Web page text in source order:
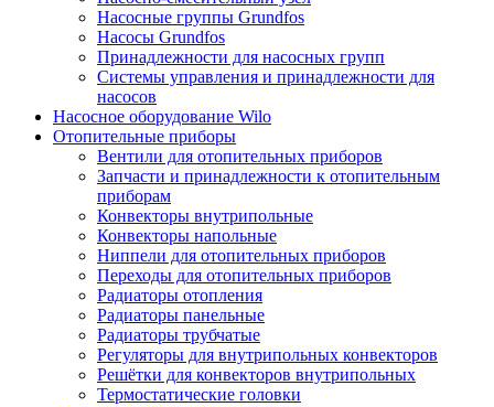
Насосные группы Grundfos
Насосы Grundfos
Принадлежности для насосных групп
Системы управления и принадлежности для
насосов
Насосное оборудование Wilo
Отопительные приборы
Вентили для отопительных приборов
Запчасти и принадлежности к отопительным
приборам
Конвекторы внутрипольные
Конвекторы напольные
Ниппели для отопительных приборов
Переходы для отопительных приборов
Радиаторы отопления
Радиаторы панельные
Радиаторы трубчатые
Регуляторы для внутрипольных конвекторов
Решётки для конвекторов внутрипольных
Термостатические головки